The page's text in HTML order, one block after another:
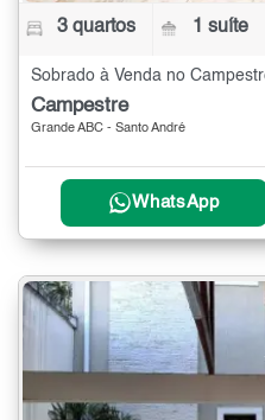
3 quartos 1 suíte
Sobrado à Venda no
Campestre
Grande ABC - Santo André
WhatsApp